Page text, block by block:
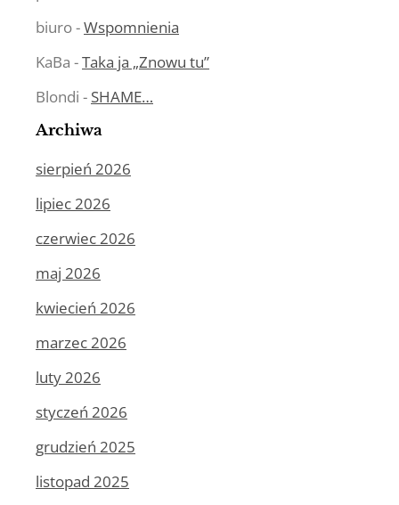
biuro-Wspomnienia
KaBa -Taka ja „Znowu tu”
Blondi - SHAME…
Archiwa
sierpień 2026
lipiec 2026
czerwiec 2026
maj 2026
kwiecień 2026
marzec 2026
luty 2026
styczeń 2026
grudzień 2025
listopad 2025